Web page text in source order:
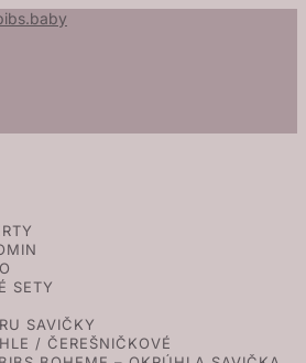
SETY
SAVIČKY
/ ČEREŠNIČKOVÉ